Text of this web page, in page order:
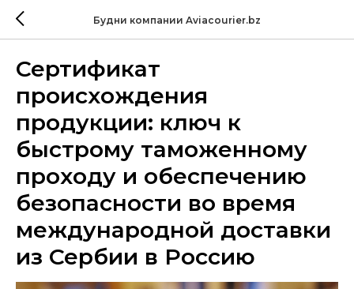
Будни компании Aviacourier.bz
Сертификат
происхождения
продукции: ключ к
быстрому таможенному
проходу и обеспечению
безопасности во время
международной доставки
из Сербии в Россию